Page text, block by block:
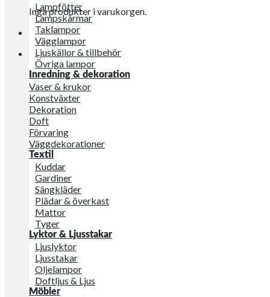
Inga produkter i varukorgen.
Lampfötter
Lampskärmar
Taklampor
Vägglampor
Ljuskällor & tillbehör
Övriga lampor
Inredning & dekoration
Vaser & krukor
Konstväxter
Dekoration
Doft
Förvaring
Väggdekorationer
Textil
Kuddar
Gardiner
Sängkläder
Plädar & överkast
Mattor
Tyger
Lyktor & Ljusstakar
Ljuslyktor
Ljusstakar
Oljelampor
Doftljus & Ljus
Möbler